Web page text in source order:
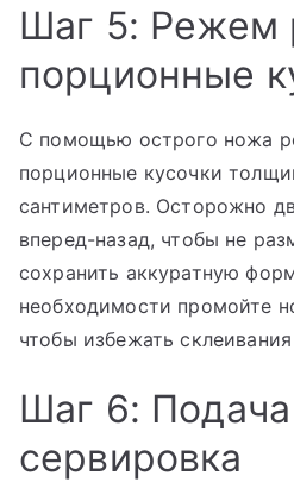
Шаг 5: Режем
порционные
С помощью острого ножа
порционные кусочки
сантиметров. Осторожно
вперед-назад, чтобы не
сохранить аккуратную
необходимости промойте
чтобы избежать
Шаг 6:
сервировка